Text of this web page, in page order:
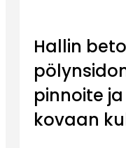
Hallin
pinnoite
kovaan